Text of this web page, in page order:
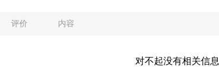
米出来后各家插线板都趋向于这种设计。底部防
滑条是双长条布局，线材使用橡胶带夹在机身两
1A、1A。壳体正面下方突起于壳体的是飞雕品
评价 内容
对不起没有相关信息